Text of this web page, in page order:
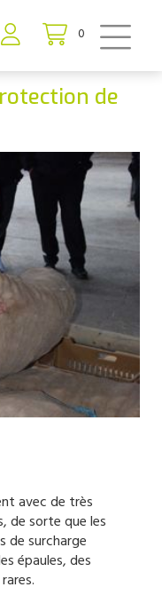
0
de
avec de très
de sorte que les
de surcharge
épaules, des